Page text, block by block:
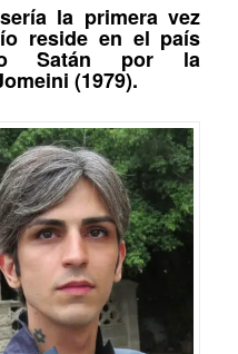
la primera vez
reside en el país
Satán por la
(1979).